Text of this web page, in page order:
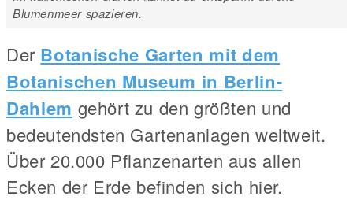
Blumenmeer spazieren.
Der Botanische Garten mit dem
Botanischen Museum in Berlin-
Dahlem gehört zu den größten und
bedeutendsten Gartenanlagen weltweit.
Über 20.000 Pflanzenarten aus allen
Ecken der Erde befinden sich hier.